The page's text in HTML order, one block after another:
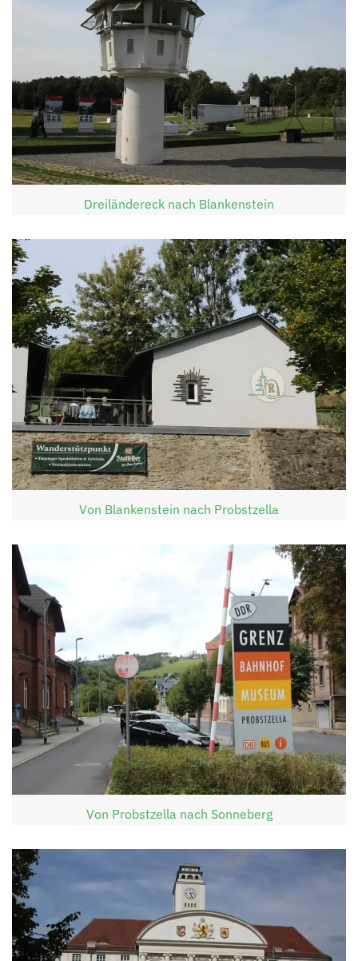
Dreiländereck nach Blankenstein
Von Blankenstein nach Probstzella
Von Probstzella nach Sonneberg